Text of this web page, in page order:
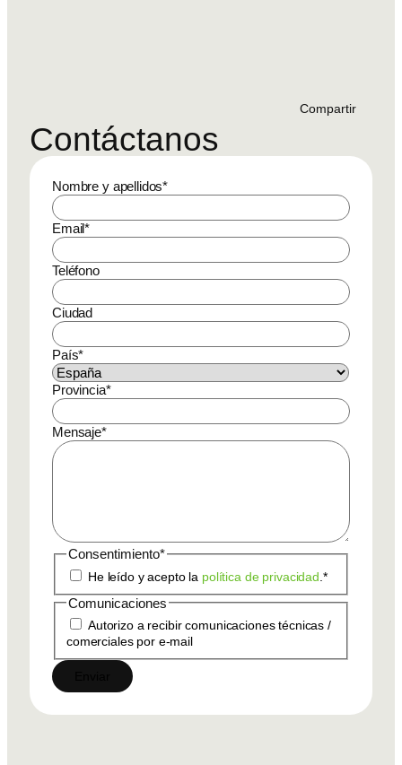
Compartir
Contáctanos
Nombre y apellidos*
Email*
Teléfono
Ciudad
País*
Provincia*
Mensaje*
Consentimiento*
He leído y acepto la política de privacidad *
Comunicaciones
Autorizo a recibir comunicaciones técnicas /
comerciales por e-mail